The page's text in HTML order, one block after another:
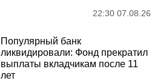
22:30 07.08.26
Популярный банк
ликвидировали: Фонд прекратил
выплаты вкладчикам после 11
лет